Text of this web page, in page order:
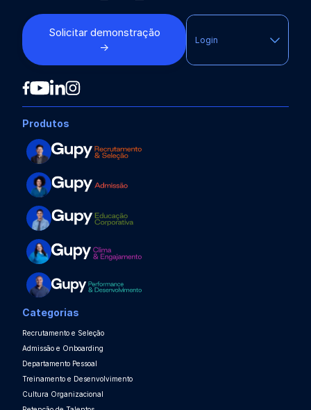
Solicitar demonstração
→
Login
Produtos
Categorias
Recrutamento e Seleção
Admissão e Onboarding
Departamento Pessoal
Treinamento e Desenvolvimento
Cultura Organizacional